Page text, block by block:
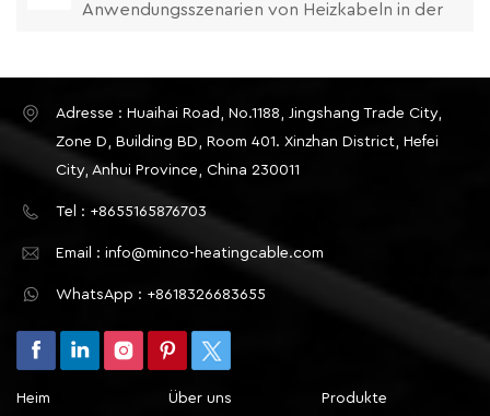
Anwendungsszenarien von Heizkabeln in der
Adresse : Huaihai Road, No.1188, Jingshang Trade City,
Zone D, Building BD, Room 401. Xinzhan District, Hefei
City, Anhui Province, China 230011
Tel : +8655165876703
Email : info@minco-heatingcable.com
WhatsApp : +8618326683655
Heim Über uns Produkte